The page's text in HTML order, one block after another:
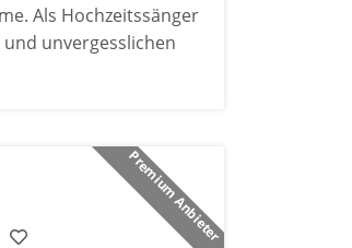
Als Hochzeitssänger
unvergesslichen
Premium Anbieter